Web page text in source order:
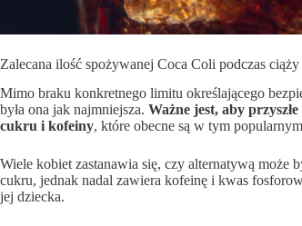
Zalecana ilość spożywanej Coca Coli podczas ciąży
Mimo braku konkretnego limitu określającego
była ona jak najmniejsza. Ważne jest, aby
cukru i kofeiny, które obecne są w tym
Wiele kobiet zastanawia się, czy alternatywą może
cukru, jednak nadal zawiera kofeinę i kwas
jej dziecka.